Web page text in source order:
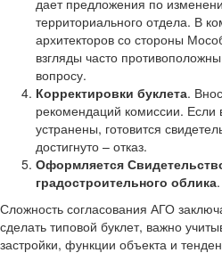
дает предложения по
территориального отдела. В
архитекторов со стороны
взгляды часто
вопросу.
Корректировки буклета.
рекомендаций комиссии.
устранены, готовится
достигнуто – отказ.
Оформляется
градостроительного облика.
Сложность согласования АГО
сделать типовой буклет, важно
застройки, функции объекта и